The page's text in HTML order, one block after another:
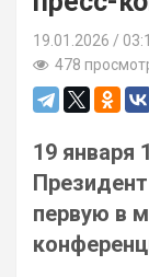
19.01.2026
478
19 января
первую в